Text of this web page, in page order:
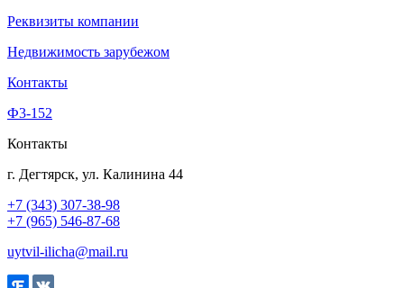
Реквизиты компании
Недвижимость зарубежом
Контакты
Ф3-152
Контакты
г. Дегтярск, ул. Калинина 44
+7 (343) 307-38-98
+7 (965) 546-87-68
uytvil-ilicha@mail.ru